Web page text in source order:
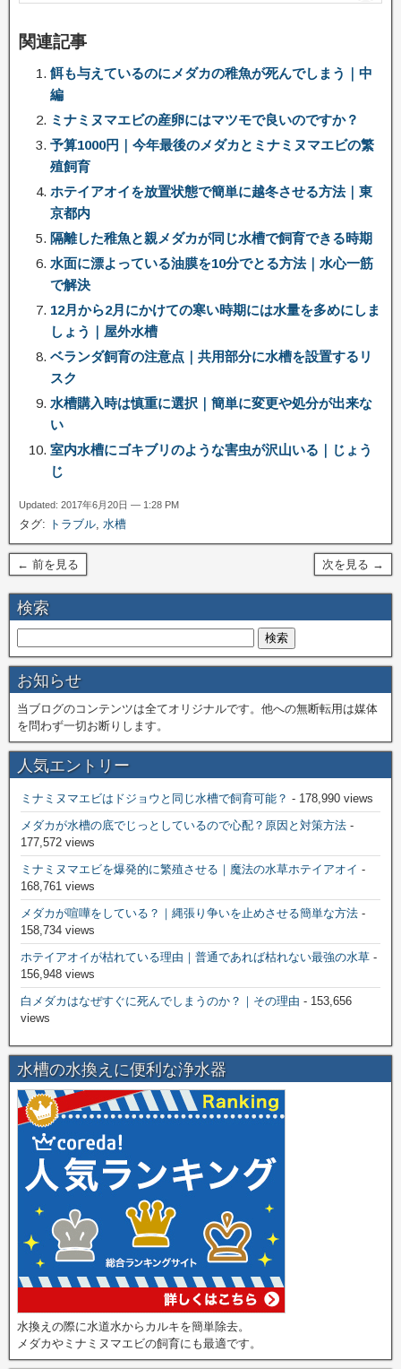
関連記事
餌も与えているのにメダカの稚魚が死んでしまう｜中
編
ミナミヌマエビの産卵にはマツモで良いのですか？
予算1000円｜今年最後のメダカとミナミヌマエビの繁
殖飼育
ホテイアオイを放置状態で簡単に越冬させる方法｜東
京都内
隔離した稚魚と親メダカが同じ水槽で飼育できる時期
水面に漂よっている油膜を10分でとる方法｜水心一筋
で解決
12月から2月にかけての寒い時期には水量を多めにしま
しょう｜屋外水槽
ベランダ飼育の注意点｜共用部分に水槽を設置するリ
スク
水槽購入時は慎重に選択｜簡単に変更や処分が出来な
い
室内水槽にゴキブリのような害虫が沢山いる｜じょう
じ
Updated: 2017年6月20日 — 1:28 PM
タグ: トラブル, 水槽
← 前を見る 次を見る →
検索
お知らせ
当ブログのコンテンツは全てオリジナルです。他への無断転用は媒体
を問わず一切お断りします。
人気エントリー
ミナミヌマエビはドジョウと同じ水槽で飼育可能？ - 178,990 views
メダカが水槽の底でじっとしているので心配？原因と対策方法 -
177,572 views
ミナミヌマエビを爆発的に繁殖させる｜魔法の水草ホテイアオイ -
168,761 views
メダカが喧嘩をしている？｜縄張り争いを止めさせる簡単な方法 -
158,734 views
ホテイアオイが枯れている理由｜普通であれば枯れない最強の水草 -
156,948 views
白メダカはなぜすぐに死んでしまうのか？｜その理由 - 153,656
views
水槽の水換えに便利な浄水器
水換えの際に水道水からカルキを簡単除去。
メダカやミナミヌマエビの飼育にも最適です。